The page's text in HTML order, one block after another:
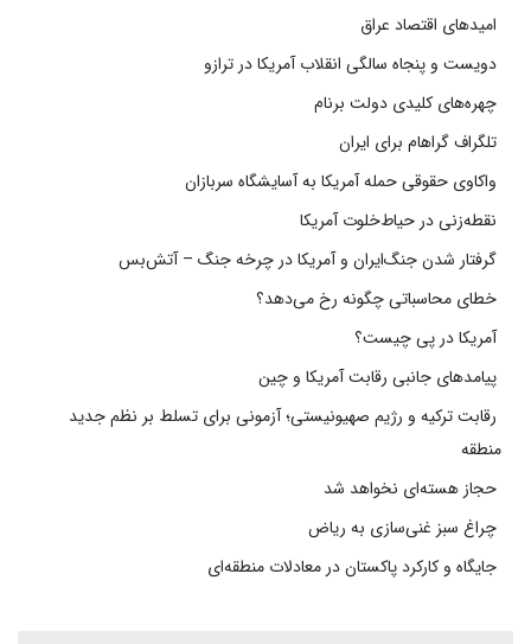
امیدهای اقتصاد عراق
دویست و پنجاه سالگی انقلاب آمریکا در ترازو
چهره‌های کلیدی دولت برنام
تلگراف گراهام برای ایران
واکاوی حقوقی حمله آمریکا به آسایشگاه سربازان
نقطه‌زنی در حیاط‌خلوت آمریکا
گرفتار شدن جنگ‌ایران و آمریکا در چرخه جنگ – آتش‌بس
خطای محاسباتی چگونه رخ می‌دهد؟
آمریکا در پی چیست؟
پیامدهای جانبی رقابت آمریکا و چین
رقابت ترکیه و رژیم صهیونیستی؛ آزمونی برای تسلط بر نظم جدید
منطقه
حجاز هسته‌ای نخواهد شد
چراغ سبز غنی‌سازی به ریاض
جایگاه و کارکرد پاکستان در معادلات منطقه‌ای